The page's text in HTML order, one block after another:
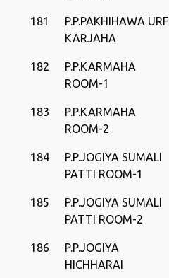
181
P.P.PAKHIHAWA URF
KARJAHA
182
P.P.KARMAHA
ROOM-1
183
P.P.KARMAHA
ROOM-2
184
P.P.JOGIYA SUMALI
PATTI ROOM-1
185
P.P.JOGIYA SUMALI
PATTI ROOM-2
186
P.P.JOGIYA
HICHHARAI